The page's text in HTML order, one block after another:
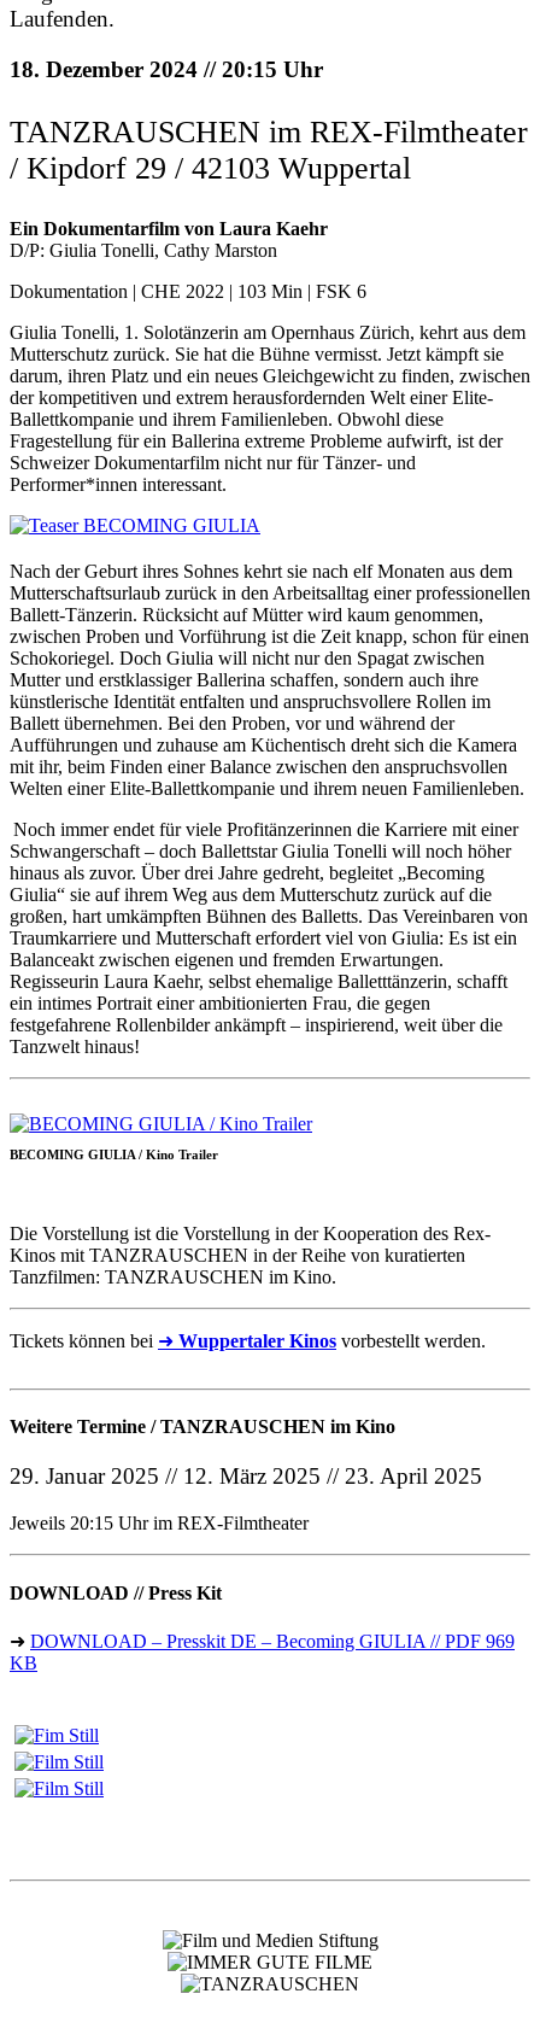
Laufenden.
18. Dezember 2024 // 20:15 Uhr
TANZRAUSCHEN im REX-Filmtheater
/ Kipdorf 29 / 42103 Wuppertal
Ein Dokumentarfilm von Laura Kaehr
D/P: Giulia Tonelli, Cathy Marston
Dokumentation | CHE 2022 | 103 Min | FSK 6
Giulia Tonelli, 1. Solotänzerin am Opernhaus Zürich, kehrt aus dem
Mutterschutz zurück. Sie hat die Bühne vermisst. Jetzt kämpft sie
darum, ihren Platz und ein neues Gleichgewicht zu finden, zwischen
der kompetitiven und extrem herausfordernden Welt einer Elite-
Ballettkompanie und ihrem Familienleben. Obwohl diese
Fragestellung für ein Ballerina extreme Probleme aufwirft, ist der
Schweizer Dokumentarfilm nicht nur für Tänzer- und
Performer*innen interessant.
Nach der Geburt ihres Sohnes kehrt sie nach elf Monaten aus dem
Mutterschaftsurlaub zurück in den Arbeitsalltag einer professionellen
Ballett-Tänzerin. Rücksicht auf Mütter wird kaum genommen,
zwischen Proben und Vorführung ist die Zeit knapp, schon für einen
Schokoriegel. Doch Giulia will nicht nur den Spagat zwischen
Mutter und erstklassiger Ballerina schaffen, sondern auch ihre
künstlerische Identität entfalten und anspruchsvollere Rollen im
Ballett übernehmen. Bei den Proben, vor und während der
Aufführungen und zuhause am Küchentisch dreht sich die Kamera
mit ihr, beim Finden einer Balance zwischen den anspruchsvollen
Welten einer Elite-Ballettkompanie und ihrem neuen Familienleben.
Noch immer endet für viele Profitänzerinnen die Karriere mit einer
Schwangerschaft – doch Ballettstar Giulia Tonelli will noch höher
hinaus als zuvor. Über drei Jahre gedreht, begleitet „Becoming
Giulia“ sie auf ihrem Weg aus dem Mutterschutz zurück auf die
großen, hart umkämpften Bühnen des Balletts. Das Vereinbaren von
Traumkarriere und Mutterschaft erfordert viel von Giulia: Es ist ein
Balanceakt zwischen eigenen und fremden Erwartungen.
Regisseurin Laura Kaehr, selbst ehemalige Balletttänzerin, schafft
ein intimes Portrait einer ambitionierten Frau, die gegen
festgefahrene Rollenbilder ankämpft – inspirierend, weit über die
Tanzwelt hinaus!
BECOMING GIULIA / Kino Trailer
Die Vorstellung ist die Vorstellung in der Kooperation des Rex-
Kinos mit TANZRAUSCHEN in der Reihe von kuratierten
Tanzfilmen: TANZRAUSCHEN im Kino.
Tickets können bei ➜ Wuppertaler Kinos vorbestellt werden.
Weitere Termine / TANZRAUSCHEN im Kino
29. Januar 2025 // 12. März 2025 // 23. April 2025
Jeweils 20:15 Uhr im REX-Filmtheater
DOWNLOAD // Press Kit
➜ DOWNLOAD – Presskit DE – Becoming GIULIA // PDF 969
KB